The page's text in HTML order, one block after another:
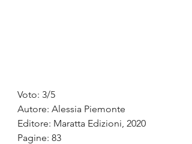
Voto: 3/5
Autore: Alessia Piemonte
Editore: Maratta Edizioni, 2020
Pagine: 83